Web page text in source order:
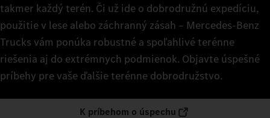
takmer každý terén. Či už ide o dobrodružnú expedíciu,
použitie v lese alebo záchranný zásah – Mercedes‑Benz
Trucks vám ponúka robustné a spoľahlivé terénne
riešenia aj do extrémnych podmienok. Objavte úspešné
príbehy pre vaše ďalšie terénne dobrodružstvo.
K príbehom o úspechu